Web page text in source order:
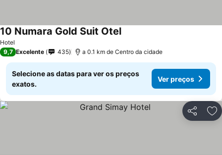
Hotel
10 Numara Gold Suit OtelVer preços
9,7 Excelente 435 a 0.1 km de Centro da cidade
Selecione as datas para ver os preços
exatos.
Ver preços
Partilhar